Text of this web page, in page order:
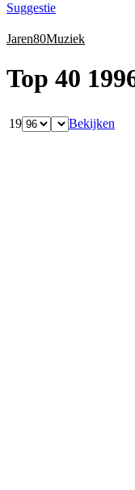
Suggestie
Jaren80Muziek
Top 40
19 Bekijken